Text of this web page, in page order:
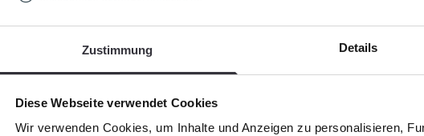
Zustimmung Details
Diese Webseite verwendet Cookies
Wir verwenden Cookies, um Inhalte und Anzeigen zu personalisieren,
09619 Sayda, Germany